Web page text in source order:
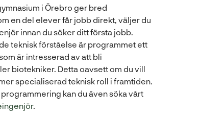
i Örebro ger bred
en del elever får jobb direkt, väljer du
innan du söker ditt första jobb.
teknisk förståelse är programmet ett
är intresserad av att bli
biotekniker. Detta oavsett om du vill
specialiserad teknisk roll i framtiden.
kan du även söka vårt
.